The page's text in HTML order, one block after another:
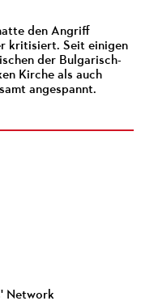
den Angriff
kritisiert. Seit einigen
der Bulgarisch-
Kirche als auch
angespannt.
Network